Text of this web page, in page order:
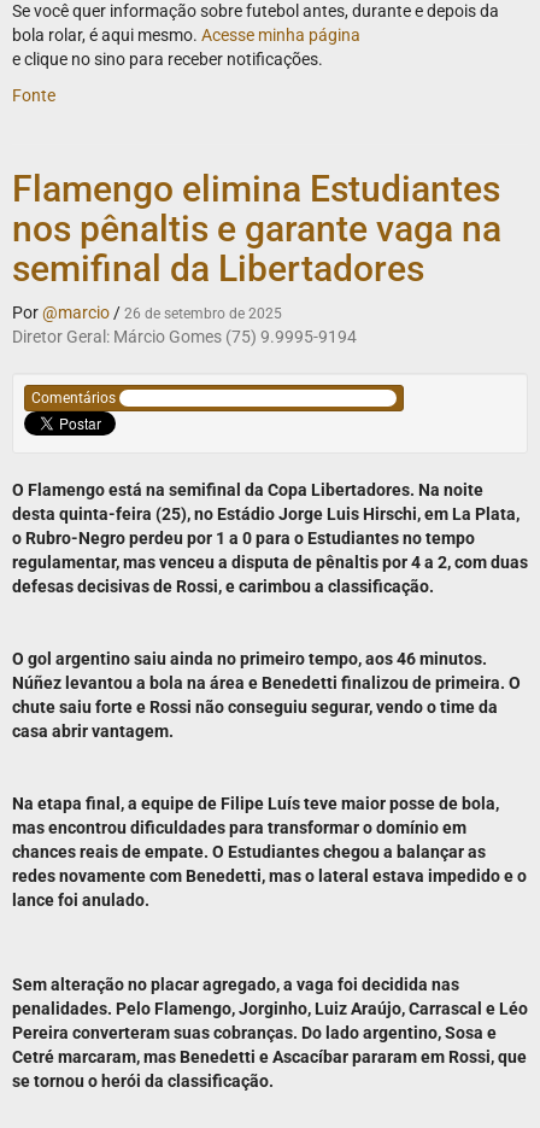
Se você quer informação sobre futebol antes, durante e depois da
bola rolar, é aqui mesmo. Acesse minha página
e clique no sino para receber notificações.
Fonte
Flamengo elimina Estudiantes
nos pênaltis e garante vaga na
semifinal da Libertadores
Por@marcio / 26 de setembro de 2025
Diretor Geral: Márcio Gomes (75) 9.9995-9194
Comentários
O Flamengo está na semifinal da Copa Libertadores. Na noite
desta quinta-feira (25), no Estádio Jorge Luis Hirschi, em La Plata,
o Rubro-Negro perdeu por 1 a 0 para o Estudiantes no tempo
regulamentar, mas venceu a disputa de pênaltis por 4 a 2, com duas
defesas decisivas de Rossi, e carimbou a classificação.
O gol argentino saiu ainda no primeiro tempo, aos 46 minutos.
Núñez levantou a bola na área e Benedetti finalizou de primeira. O
chute saiu forte e Rossi não conseguiu segurar, vendo o time da
casa abrir vantagem.
Na etapa final, a equipe de Filipe Luís teve maior posse de bola,
mas encontrou dificuldades para transformar o domínio em
chances reais de empate. O Estudiantes chegou a balançar as
redes novamente com Benedetti, mas o lateral estava impedido e o
lance foi anulado.
Sem alteração no placar agregado, a vaga foi decidida nas
penalidades. Pelo Flamengo, Jorginho, Luiz Araújo, Carrascal e Léo
Pereira converteram suas cobranças. Do lado argentino, Sosa e
Cetré marcaram, mas Benedetti e Ascacíbar pararam em Rossi, que
se tornou o herói da classificação.